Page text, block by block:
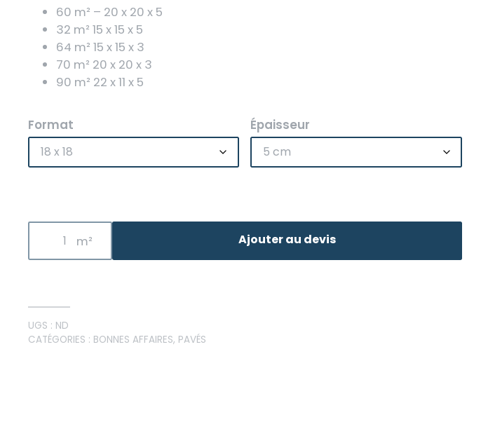
60 m² – 20 x 20 x 5
32 m² 15 x 15 x 5
64 m² 15 x 15 x 3
70 m² 20 x 20 x 3
90 m² 22 x 11 x 5
Format Épaisseur
Ajouter au devis
UGS : ND
CATÉGORIES : BONNES AFFAIRES, PAVÉS